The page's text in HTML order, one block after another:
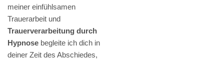
meiner einfühlsamen
Trauerarbeit und
Trauerverarbeitung durch
Hypnose begleite ich dich in
deiner Zeit des Abschiedes,